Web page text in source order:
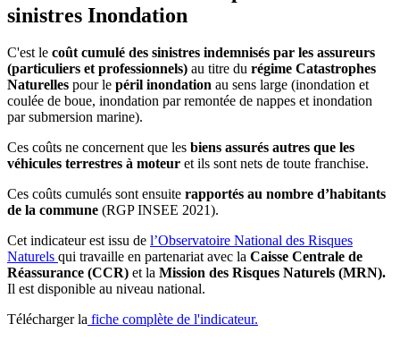
sinistres Inondation
C'est le coût cumulé des sinistres indemnisés par les assureurs
(particuliers et professionnels) au titre du régime Catastrophes
Naturelles pour le péril inondation au sens large (inondation et
coulée de boue, inondation par remontée de nappes et inondation
par submersion marine).
Ces coûts ne concernent que les biens assurés autres que les
véhicules terrestres à moteur et ils sont nets de toute franchise.
Ces coûts cumulés sont ensuite rapportés au nombre d’habitants
de la commune (RGP INSEE 2021).
Cet indicateur est issu de l’Observatoire National des Risques
Naturels qui travaille en partenariat avec la Caisse Centrale de
Réassurance (CCR) et la Mission des Risques Naturels (MRN).
Il est disponible au niveau national.
Télécharger la fiche complète de l'indicateur.